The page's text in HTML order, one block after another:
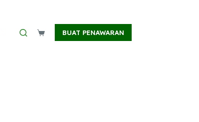
ShoppingBUAT PENAWARAN